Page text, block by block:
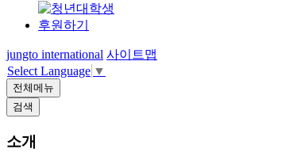
후원하기
jungto international 사이트맵
Select Language ▼
전체메뉴
검색
소개